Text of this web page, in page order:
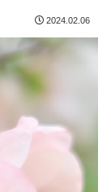
2024.02.06